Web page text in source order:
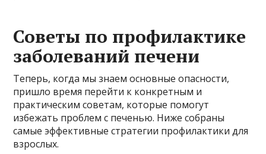
Советы по профилактике
заболеваний печени
Теперь, когда мы знаем основные опасности,
пришло время перейти к конкретным и
практическим советам, которые помогут
избежать проблем с печенью. Ниже собраны
самые эффективные стратегии профилактики для
взрослых.